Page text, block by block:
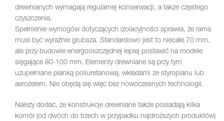
drewnianych wymagają regularnej konserwacji, a także częstego
czyszczenia.
Spełnienie wymogów dotyczących izolacyjności sprawia, że rama
musi być wyraźnie grubsza. Standardowo jest to niecałe 70 mm,
ale przy budowie energooszczędnej lepiej postawić na modele
sięgające 80-100 mm. Elementy drewniane są przy tym
uzupełniane pianką poliuretanową, wkładami ze styropianu lub
aerożelem. Nie obędą się więc bez nowoczesnych technologii.
Należy dodać, że konstrukcje drewniane także posiadają kilka
komór (od dwóch do trzech w przypadku najdroższych produktów)